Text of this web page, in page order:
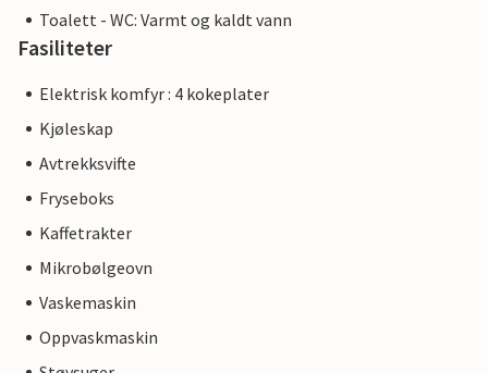
Toalett - WC: Varmt og kaldt vann
Fasiliteter
Elektrisk komfyr : 4 kokeplater
Kjøleskap
Avtrekksvifte
Fryseboks
Kaffetrakter
Mikrobølgeovn
Vaskemaskin
Oppvaskmaskin